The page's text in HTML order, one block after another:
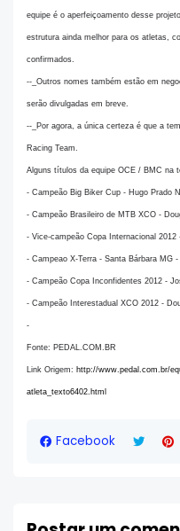
equipe é o aperfeiçoamento desse
estrutura ainda melhor para os atletas,
confirmados.
--_Outros nomes também estão em
serão divulgadas em breve.
--_Por agora, a única certeza é que a
Racing Team.
Alguns títulos da equipe OCE / BMC na
- Campeão Big Biker Cup - Hugo Prado
- Campeão Brasileiro de MTB XCO -
- Vice-campeão Copa Internacional 2012
- Campeao X-Terra - Santa Bárbara MG
- Campeão Copa Inconfidentes 2012 -
- Campeão Interestadual XCO 2012 -
-
Fonte: PEDAL.COM.BR
Link Origem: http://www.pedal.com.br/
atleta_texto6402.html
Facebook